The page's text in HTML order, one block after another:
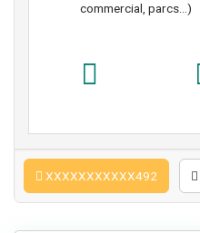
commercial, parcs...)
XXXXXXXXXXX492